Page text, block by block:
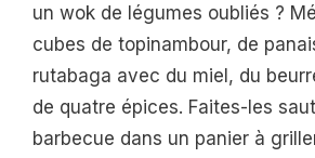
un wok de légumes oubliés ?
cubes de topinambour, de
rutabaga avec du miel, du
de quatre épices. Faites-les
barbecue dans un panier à